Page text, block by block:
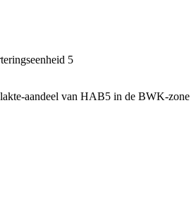
5
aandeel van HAB5 in de BWK-zone